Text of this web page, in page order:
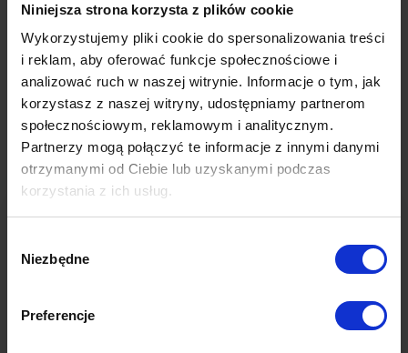
Niniejsza strona korzysta z plików cookie
Wykorzystujemy pliki cookie do spersonalizowania treści
i reklam, aby oferować funkcje społecznościowe i
analizować ruch w naszej witrynie. Informacje o tym, jak
korzystasz z naszej witryny, udostępniamy partnerom
społecznościowym, reklamowym i analitycznym.
Partnerzy mogą połączyć te informacje z innymi danymi
otrzymanymi od Ciebie lub uzyskanymi podczas
korzystania z ich usług.
Polityki Prywatności Google
zgody
Niezbędne
Preferencje
Blog AdNext